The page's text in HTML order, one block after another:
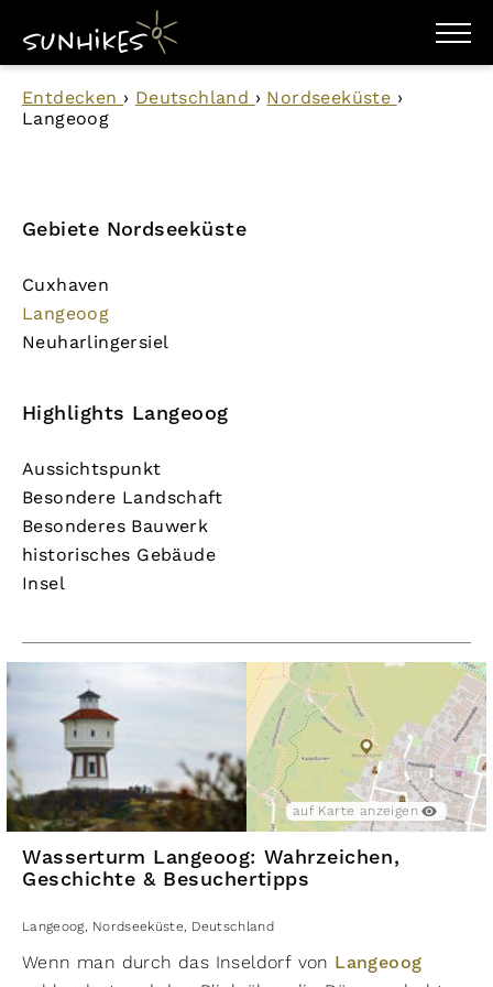
WANDERZIELE
WANDERUNGEN
ENTDECKEN
Entdecken › Deutschland › Nordseeküste ›
Langeoog
Gebiete Nordseeküste
Cuxhaven
Langeoog
Neuharlingersiel
Highlights Langeoog
Aussichtspunkt
Besondere Landschaft
Besonderes Bauwerk
historisches Gebäude
Insel
auf Karte anzeigen
Wasserturm Langeoog: Wahrzeichen,
Geschichte & Besuchertipps
Langeoog, Nordseeküste, Deutschland
Wenn man durch das Inseldorf von Langeoog